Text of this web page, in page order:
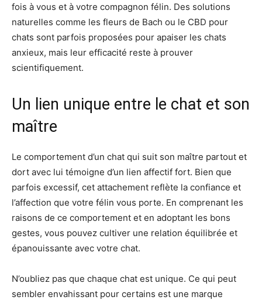
fois à vous et à votre compagnon félin. Des solutions
naturelles comme les fleurs de Bach ou le CBD pour
chats sont parfois proposées pour apaiser les chats
anxieux, mais leur efficacité reste à prouver
scientifiquement.
Un lien unique entre le chat et son
maître
Le comportement d’un chat qui suit son maître partout et
dort avec lui témoigne d’un lien affectif fort. Bien que
parfois excessif, cet attachement reflète la confiance et
l’affection que votre félin vous porte. En comprenant les
raisons de ce comportement et en adoptant les bons
gestes, vous pouvez cultiver une relation équilibrée et
épanouissante avec votre chat.
N’oubliez pas que chaque chat est unique. Ce qui peut
sembler envahissant pour certains est une marque